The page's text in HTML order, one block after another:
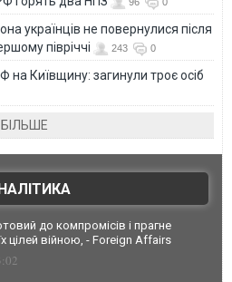
українців не повернулися після
півріччі
243 0
на Київщину: загинули троє осіб
БІЛЬШЕ
до компромісів і прагне
цілей війною, - Foreign Affairs